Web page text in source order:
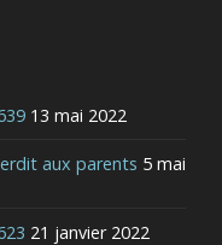
13 mai 2022
aux parents 5 mai
21 janvier 2022